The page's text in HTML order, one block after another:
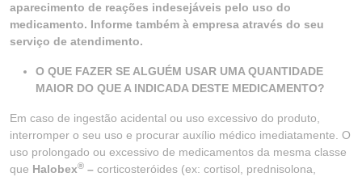
aparecimento de reações indesejáveis pelo uso do
medicamento. Informe também à empresa através do seu
serviço de atendimento.
O QUE FAZER SE ALGUÉM USAR UMA QUANTIDADE
MAIOR DO QUE A INDICADA DESTE MEDICAMENTO?
Em caso de ingestão acidental ou uso excessivo do produto,
interromper o seu uso e procurar auxílio médico imediatamente. O
uso prolongado ou excessivo de medicamentos da mesma classe
que Halobex® – corticosteróides (ex: cortisol, prednisolona,